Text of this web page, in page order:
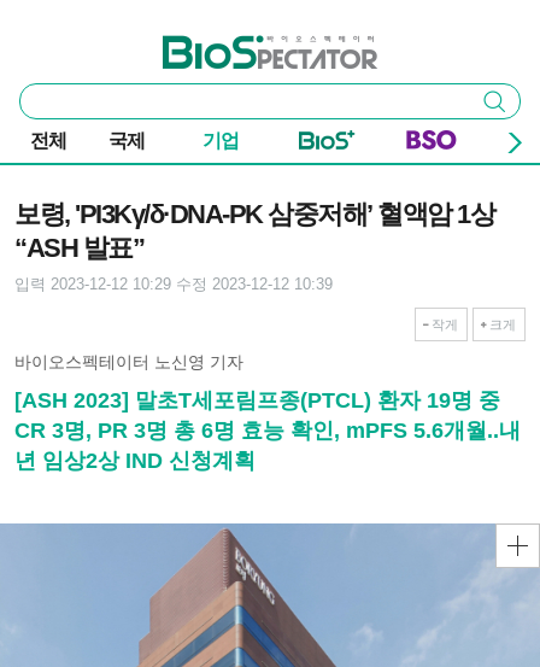
바이오스펙테이터
통
합
검
색
검색
전체 국제 기업
보령, 'PI3Kγ/δ·DNA-PK 삼중저해’ 혈액암 1상
“ASH 발표”
입력 2023-12-12 10:29 수정 2023-12-12 10:39
작게 크게
바이오스펙테이터 노신영 기자
[ASH 2023] 말초T세포림프종(PTCL) 환자 19명 중
CR 3명, PR 3명 총 6명 효능 확인, mPFS 5.6개월..내
년 임상2상 IND 신청계획